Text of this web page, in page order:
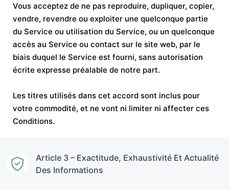
Vous acceptez de ne pas reproduire, dupliquer, copier,
vendre, revendre ou exploiter une quelconque partie
du Service ou utilisation du Service, ou un quelconque
accès au Service ou contact sur le site web, par le
biais duquel le Service est fourni, sans autorisation
écrite expresse préalable de notre part.
Les titres utilisés dans cet accord sont inclus pour
votre commodité, et ne vont ni limiter ni affecter ces
Conditions.
Article 3 – Exactitude, Exhaustivité Et Actualité
Des Informations